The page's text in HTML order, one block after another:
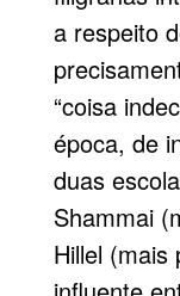
a respeito
“coisa
época, de
duas
Shammai
Hillel (mais